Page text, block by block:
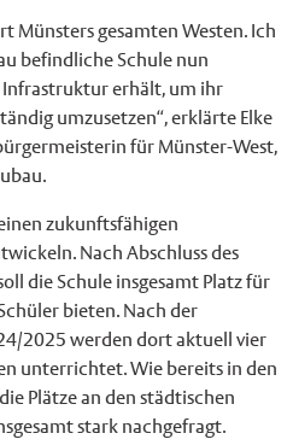
Münsters gesamten Westen. Ich
befindliche Schule nun
erhält, um ihr
umzusetzen“, erklärte Elke
für Münster-West,
zukunftsfähigen
Nach Abschluss des
die Schule insgesamt Platz für
bieten. Nach der
2025 werden dort aktuell vier
unterrichtet. Wie bereits in den
Plätze an den städtischen
stark nachgefragt.